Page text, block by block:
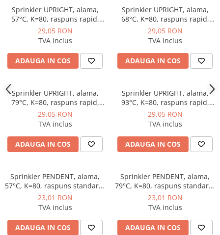
incalzire
Dulapuri pentru climatizare
Unitati motocondensante
Sisteme evaporative de climatizare
Ventilatoare pentru baie
Filtrare si odorizare aer
Recuperatoare de caldura
Accesorii echipamente de
ventilatie si climatizare
Instalatii de apa si canalizare
Canalizare interioara
Canalizare exterioara
Canalizare pluviala
Distributie apa
Sprinkler UPRIGHT, alama,
57°C, K=80, raspuns rapid,
portocaliu, Rapidrop
29,05 RON
TVA inclus
ADAUGA IN COS
Sprinkler UPRIGHT, alama,
68°C, K=80, raspuns rapid,
rosu, Rapidrop
29,05 RON
TVA inclus
ADAUGA IN COS
Sprinkler UPRIGHT, alama,
79°C, K=80, raspuns rapid,
galben, Rapidrop
29,05 RON
TVA inclus
ADAUGA IN COS
Sprinkler UPRIGHT, alama,
93°C, K=80, raspuns rapid,
verde, Rapidrop
29,05 RON
TVA inclus
ADAUGA IN COS
Sprinkler PENDENT, alama,
57°C, K=80, raspuns standard,
portocaliu, Rapidrop
23,01 RON
TVA inclus
ADAUGA IN COS
Sprinkler PENDENT, alama,
79°C, K=80, raspuns standard,
galben, Rapidrop
23,01 RON
TVA inclus
ADAUGA IN COS